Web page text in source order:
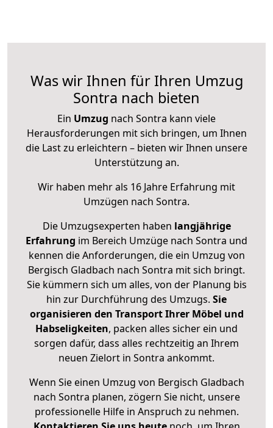
Was wir Ihnen für Ihren Umzug
Sontra nach bieten
Ein Umzug nach Sontra kann viele
Herausforderungen mit sich bringen, um Ihnen
die Last zu erleichtern – bieten wir Ihnen unsere
Unterstützung an.
Wir haben mehr als 16 Jahre Erfahrung mit
Umzügen nach Sontra.
Die Umzugsexperten haben langjährige
Erfahrung im Bereich Umzüge nach Sontra und
kennen die Anforderungen, die ein Umzug von
Bergisch Gladbach nach Sontra mit sich bringt.
Sie kümmern sich um alles, von der Planung bis
hin zur Durchführung des Umzugs. Sie
organisieren den Transport Ihrer Möbel und
Habseligkeiten, packen alles sicher ein und
sorgen dafür, dass alles rechtzeitig an Ihrem
neuen Zielort in Sontra ankommt.
Wenn Sie einen Umzug von Bergisch Gladbach
nach Sontra planen, zögern Sie nicht, unsere
professionelle Hilfe in Anspruch zu nehmen.